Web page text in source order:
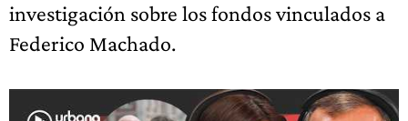
investigación sobre los fondos vinculados a
Federico Machado.